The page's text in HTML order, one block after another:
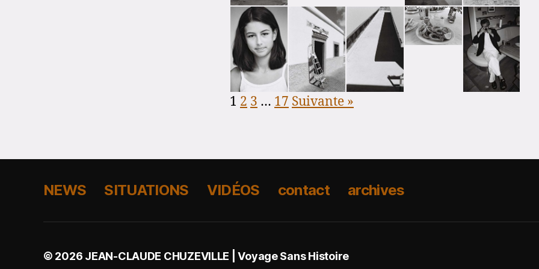
1 2 3 … 17 Suivante »
NEWS SITUATIONS VIDÉOS contact archives
© 2026 JEAN-CLAUDE CHUZEVILLE | Voyage Sans Histoire